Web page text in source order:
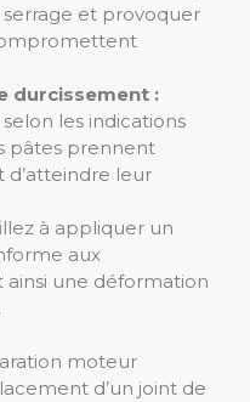
et provoquer
durcissement :
les indications
pâtes prennent
d’atteindre leur
à appliquer un
aux
ainsi une déformation
moteur
d’un joint de